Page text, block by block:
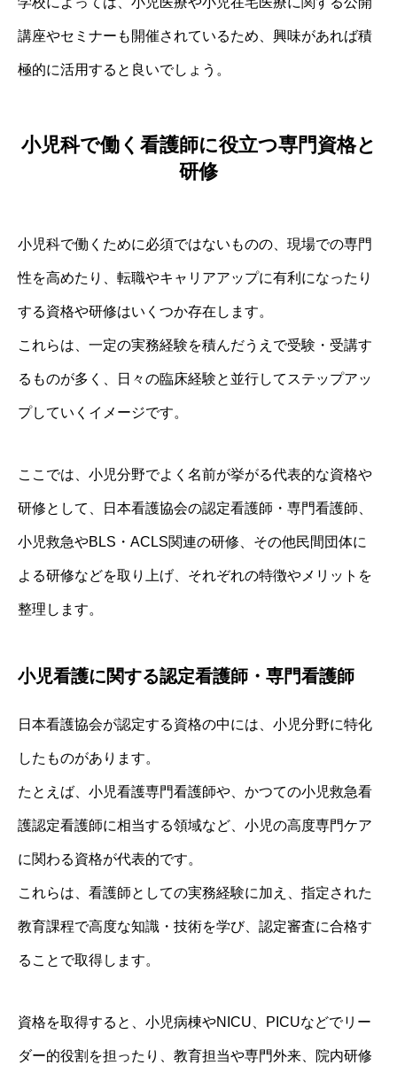
講座やセミナーも開催されているため、興味があれば積
極的に活用すると良いでしょう。
小児科で働く看護師に役立つ専門資格と
研修
小児科で働くために必須ではないものの、現場での専門
性を高めたり、転職やキャリアアップに有利になったり
する資格や研修はいくつか存在します。
これらは、一定の実務経験を積んだうえで受験・受講す
るものが多く、日々の臨床経験と並行してステップアッ
プしていくイメージです。
ここでは、小児分野でよく名前が挙がる代表的な資格や
研修として、日本看護協会の認定看護師・専門看護師、
小児救急やBLS・ACLS関連の研修、その他民間団体に
よる研修などを取り上げ、それぞれの特徴やメリットを
整理します。
小児看護に関する認定看護師・専門看護師
日本看護協会が認定する資格の中には、小児分野に特化
したものがあります。
たとえば、小児看護専門看護師や、かつての小児救急看
護認定看護師に相当する領域など、小児の高度専門ケア
に関わる資格が代表的です。
これらは、看護師としての実務経験に加え、指定された
教育課程で高度な知識・技術を学び、認定審査に合格す
ることで取得します。
資格を取得すると、小児病棟やNICU、PICUなどでリー
ダー的役割を担ったり、教育担当や専門外来、院内研修